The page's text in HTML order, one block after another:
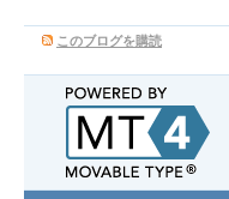
このブログを購読